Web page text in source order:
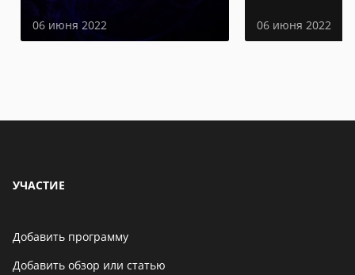
06 июня 2022 06 июня 2022
УЧАСТИЕ
Добавить программу
Добавить обзор или статью